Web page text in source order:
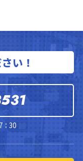
い！
：30